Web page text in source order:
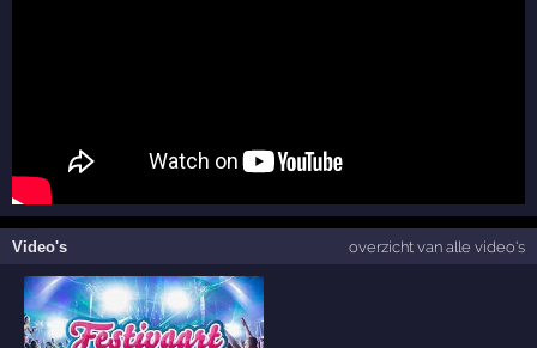
Video's overzicht van alle video's